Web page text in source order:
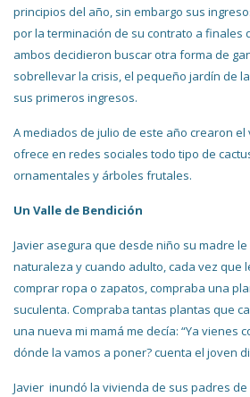
principios del año, sin embargo sus
por la terminación de su contrato a finales
ambos decidieron buscar otra forma de
sobrellevar la crisis, el pequeño jardín de
sus primeros ingresos.
A mediados de julio de este año crearon
ofrece en redes sociales todo tipo de
ornamentales y árboles frutales.
Un Valle de Bendición
Javier asegura que desde niño su madre
naturaleza y cuando adulto, cada vez que
comprar ropa o zapatos, compraba una
suculenta. Compraba tantas plantas que
una nueva mi mamá me decía: “Ya vienes
dónde la vamos a poner? cuenta el joven
Javier inundó la vivienda de sus padres